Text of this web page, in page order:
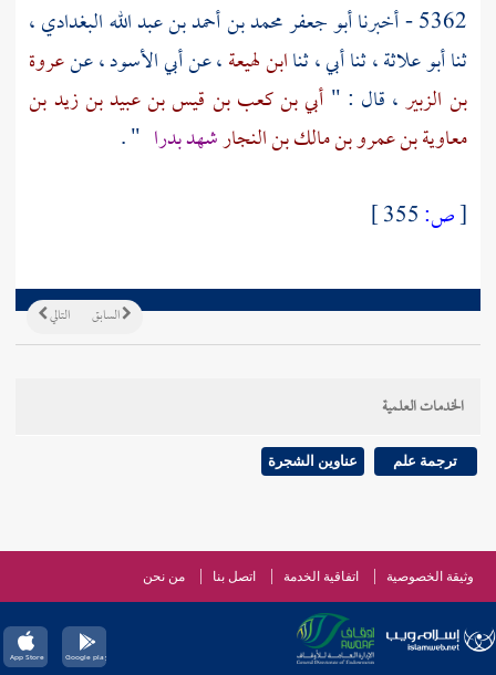
5362 - أخبرنا
أبو جعفر محمد بن أحمد بن عبد الله البغدادي،
ثناأبو علاثة، ثنا أبي ، ثناابن لهيعة، عنأبي الأسود، عنعروة
بن الزبير، قال : " أبي بن كعب بن قيس بن عبيد بن زيد بن
معاوية بن عمرو بن مالك بن النجارشهدبدرا " .
[ص:
التالي السابق
الخدمات العلمية
ترجمة علم عناوين الشجرة
وثيقة الخصوصية اتفاقية الخدمة اتصل بنا من نحن